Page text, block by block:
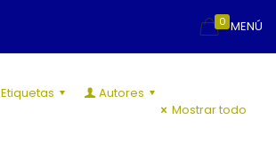
MENÚ
0
Etiquetas
Autores
Mostrar todo